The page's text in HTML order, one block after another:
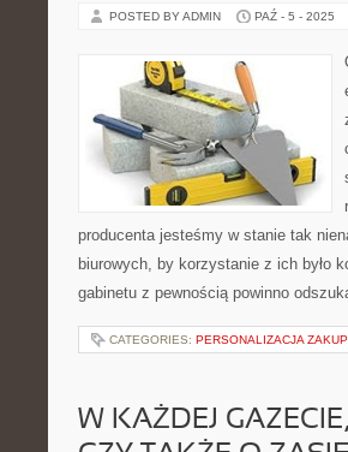
POSTED BY ADMIN PAŹ - 5 - 2025
producenta jesteśmy w stanie tak
biurowych, by korzystanie z ich było
gabinetu z pewnością powinno
CATEGORIES: PERSONALIZACJA
W KAŻDEJ